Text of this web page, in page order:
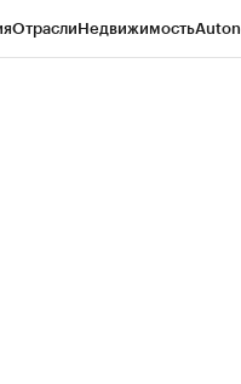
ОтраслиНедвижимость